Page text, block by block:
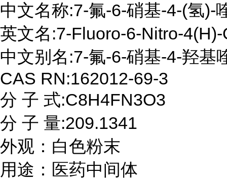
中文名称:7-氟-6-硝基-4-(氢)-
英文名:7-Fluoro-6-Nitro-
中文别名:7-氟-6-硝基-4-羟基
CAS RN:162012-69-3
分 子 式:C8H4FN3O3
分 子 量:209.1341
外观：白色粉末
用途：医药中间体